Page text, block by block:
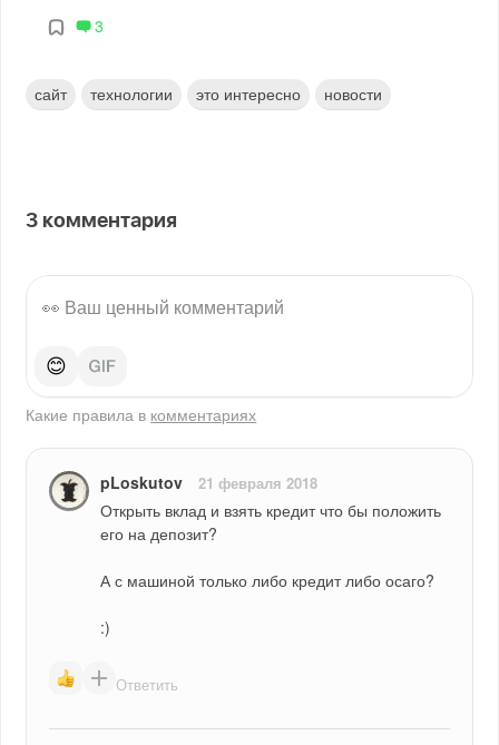
3
сайт технологии это интересно новости
3 комментария
😊
Какие правила в комментариях
pLoskutov 21 февраля 2018
Открыть вклад и взять кредит что бы положить
его на депозит?
А с машиной только либо кредит либо осаго?
:)
Ответить